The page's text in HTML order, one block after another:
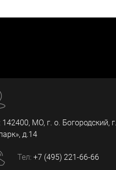
142400, МО, г. о. Богородский, г.
д.14
Тел: +7 (495) 221-66-66